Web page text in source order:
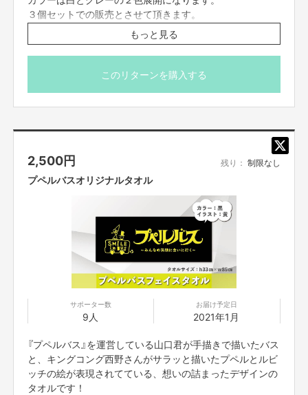
売り上げの全額を寄付したいと思っています！
実現までの道のり
初挑戦のクラウドファンディングでドキドキとワクワクがいっぺんにきてい
ます！
「想いを共有できる仲間の応援」と「新たな挑戦」という２つのことを掛け合
わせることが出来る、クラウドファンディングという仕組みにも感謝しかあ
『プペルバス』の運営が継続できるための力になりたいと思
っておりますので、よろしくお願いいたします！
３個セットでの販売とさせて頂きます。
＊３個セットは同色とさせて頂きます。
＊マスクのカラー(白、グレー)は備考欄に必ずご記載くだ
さい。
万が一、記載がない場合は白とさせて頂きます。
もっと見る
このリターンを購入する
2,500円 残り： 制限なし
プペルバスオリジナルタオル
サポーター数
9人
お届け予定日
2021年1月
『プペルバス』を運営している山口君が手描きで描いたバス
と、キングコング西野さんがサラッと描いたプペルとルビ
ッチの絵が表現されてている、想いの詰まったデザインの
タオルです！